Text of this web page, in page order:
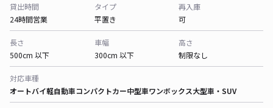
貸出時間
24時間営業
タイプ
平置き
再入庫
可
長さ
500cm 以下
車幅
300cm 以下
高さ
制限なし
対応車種
オートバイ軽自動車コンパクトカー中型車ワンボックス大型車・SUV